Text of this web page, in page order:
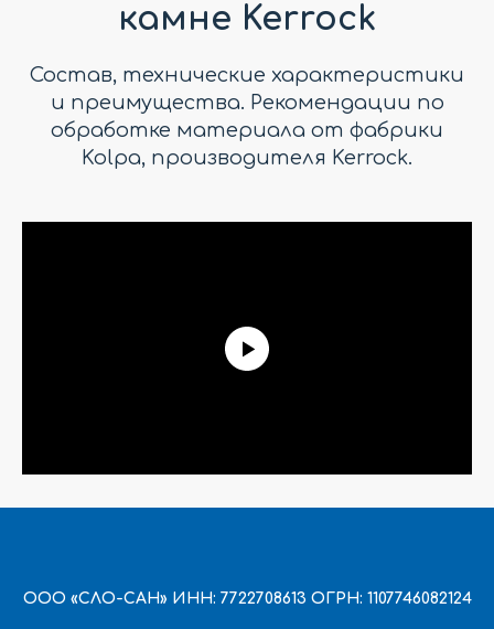
камне Kerrock
Состав, технические характеристики
и преимущества. Рекомендации по
обработке материала от фабрики
Kolpa, производителя Kerrock.
ООО «СЛО-САН» ИНН: 7722708613 ОГРН: 1107746082124